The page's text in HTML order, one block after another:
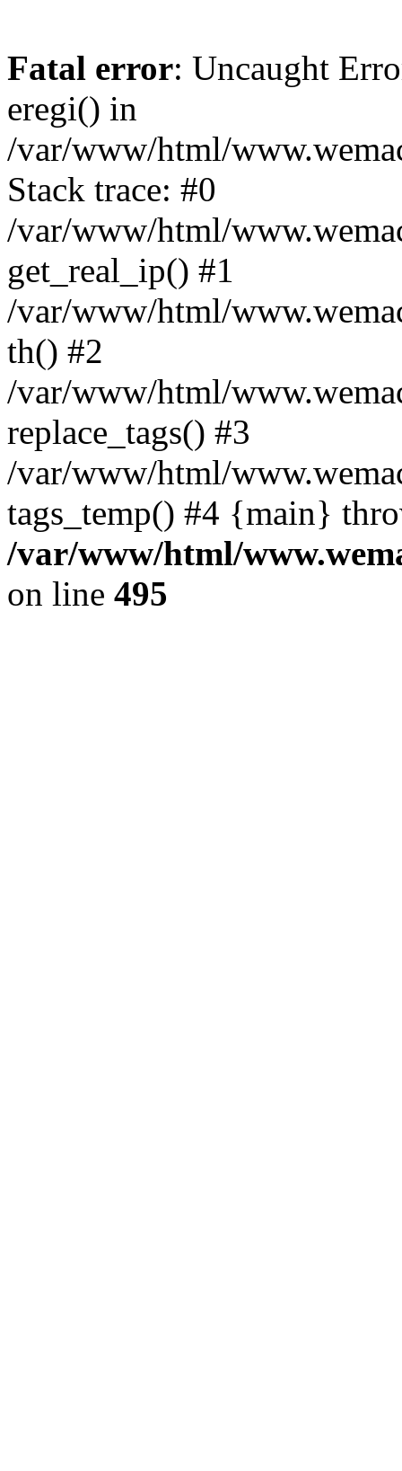
Fatal error: Uncaught
eregi() in
/var/www/html/
Stack trace: #0
/var/www/html/
get_real_ip() #1
/var/www/html/
th() #2
/var/www/html/
replace_tags() #3
/var/www/html/
tags_temp() #4 {main}
/var/www/html/
on line 495